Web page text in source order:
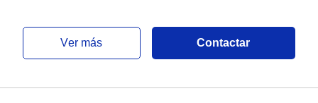
ver más Contactar